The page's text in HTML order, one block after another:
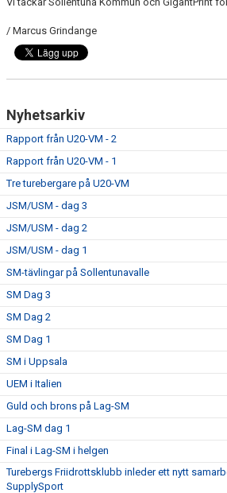
/ Marcus Grindange
Nyhetsarkiv
Rapport från U20-VM - 2
Rapport från U20-VM - 1
Tre turebergare på U20-VM
JSM/USM - dag 3
JSM/USM - dag 2
JSM/USM - dag 1
SM-tävlingar på Sollentunavalle
SM Dag 3
SM Dag 2
SM Dag 1
SM i Uppsala
UEM i Italien
Guld och brons på Lag-SM
Lag-SM dag 1
Final i Lag-SM i helgen
Turebergs Friidrottsklubb inleder ett nytt
SupplySport